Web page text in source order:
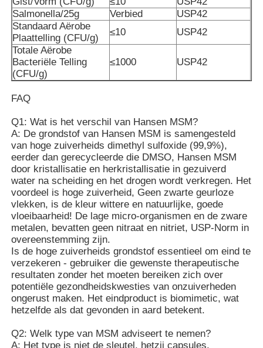
Salmonella/25g
Verbied
USP42
Standaard Aërobe
Plaattelling (CFU/g)
≤10
USP42
Totale Aërobe
Bacteriële Telling
(CFU/g)
≤1000 USP42
FAQ
Q1: Wat is het verschil van Hansen MSM?
A: De grondstof van Hansen MSM is samengesteld
van hoge zuiverheids dimethyl sulfoxide (99,9%),
eerder dan gerecycleerde die DMSO, Hansen MSM
door kristallisatie en herkristallisatie in gezuiverd
water na scheiding en het drogen wordt verkregen. Het
voordeel is hoge zuiverheid, Geen zwarte geurloze
vlekken, is de kleur wittere en natuurlijke, goede
vloeibaarheid! De lage micro-organismen en de zware
metalen, bevatten geen nitraat en nitriet, USP-Norm in
overeenstemming zijn.
Is de hoge zuiverheids grondstof essentieel om eind te
verzekeren - gebruiker die gewenste therapeutische
resultaten zonder het moeten bereiken zich over
potentiële gezondheidskwesties van onzuiverheden
ongerust maken. Het eindproduct is biomimetic, wat
hetzelfde als dat gevonden in aard betekent.
Q2: Welk type van MSM adviseert te nemen?
A: Het type is niet de sleutel, hetzij capsules,